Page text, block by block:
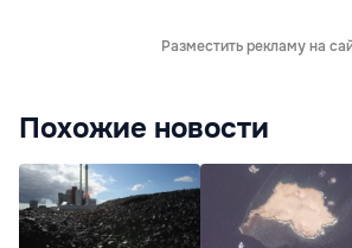
Разместить рекламу на
Похожие новости